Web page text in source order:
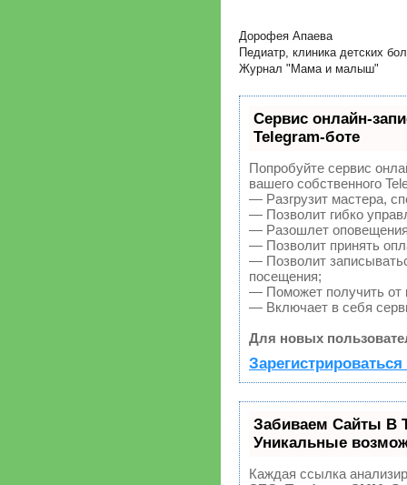
Дорофея Апаева
Педиатр, клиника детских
Журнал "Мама и малыш"
Сервис онлайн-
Telegram-боте
Попробуйте сервис
вашего собственного
— Разгрузит мастера,
— Позволит гибко
— Разошлет
— Позволит принять
— Позволит
посещения;
— Поможет получить от
— Включает в себя
Для новых
Забиваем Сайты
Уникальные
Каждая ссылка